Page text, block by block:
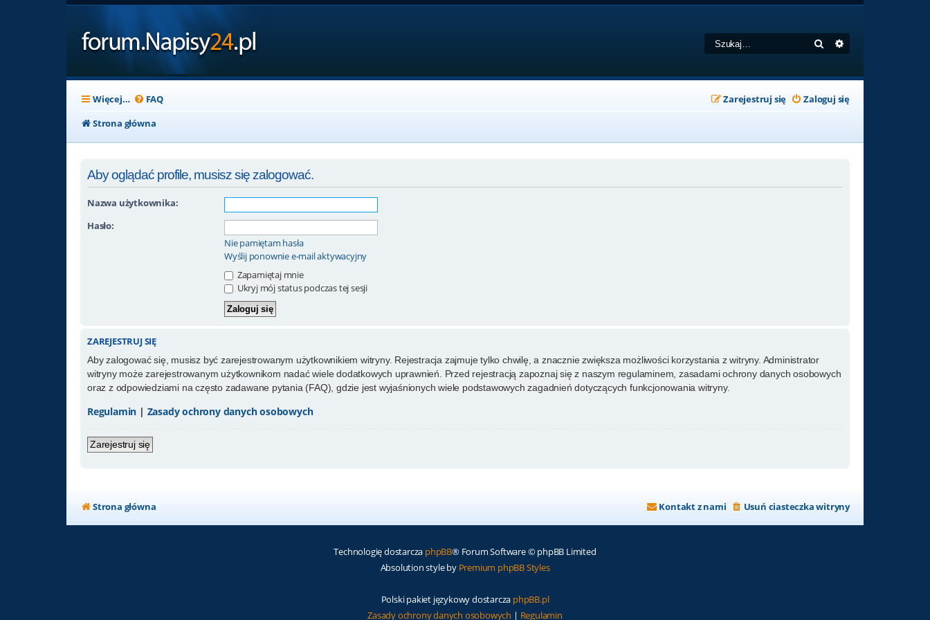
Szukaj
Więcej… FAQ Zaloguj się
Zarejestruj się
Strona główna
Aby oglądać profile, musisz się zalogować.
Nazwa użytkownika:
Hasło:
Nie pamiętam hasła
Wyślij ponownie e-mail aktywacyjny
Zapamiętaj mnie
Ukryj mój status podczas tej sesji
ZAREJESTRUJ SIĘ
Aby zalogować się, musisz być zarejestrowanym użytkownikiem witryny. Rejestracja zajmuje tylko chwilę, a znacznie zwiększa możliwości korzystania z witryny. Administrator
witryny może zarejestrowanym użytkownikom nadać wiele dodatkowych uprawnień. Przed rejestracją zapoznaj się z naszym regulaminem, zasadami ochrony danych osobowych
oraz z odpowiedziami na często zadawane pytania (FAQ), gdzie jest wyjaśnionych wiele podstawowych zagadnień dotyczących funkcjonowania witryny.
Regulamin | Zasady ochrony danych osobowych
Zarejestruj się
Strona główna Usuń ciasteczka witryny
Kontakt z nami
Technologię dostarcza phpBB® Forum Software © phpBB Limited
Absolution style by Premium phpBB Styles
Polski pakiet językowy dostarcza phpBB.pl
Zasady ochrony danych osobowych | Regulamin